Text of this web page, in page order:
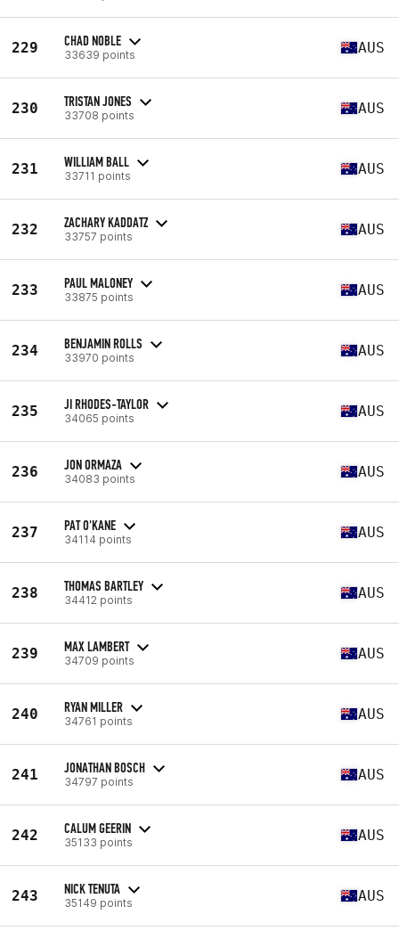
229 CHAD NOBLE
33639 points AUS
230 TRISTAN JONES
33708 points AUS
231 WILLIAM BALL
33711 points AUS
232 ZACHARY KADDATZ
33757 points AUS
233 PAUL MALONEY
33875 points AUS
234 BENJAMIN ROLLS
33970 points AUS
235 JI RHODES-TAYLOR
34065 points AUS
236 JON ORMAZA
34083 points AUS
237 PAT O'KANE
34114 points AUS
238 THOMAS BARTLEY
34412 points AUS
239 MAX LAMBERT
34709 points AUS
240 RYAN MILLER
34761 points AUS
241 JONATHAN BOSCH
34797 points AUS
242 CALUM GEERIN
35133 points AUS
243 NICK TENUTA
35149 points AUS